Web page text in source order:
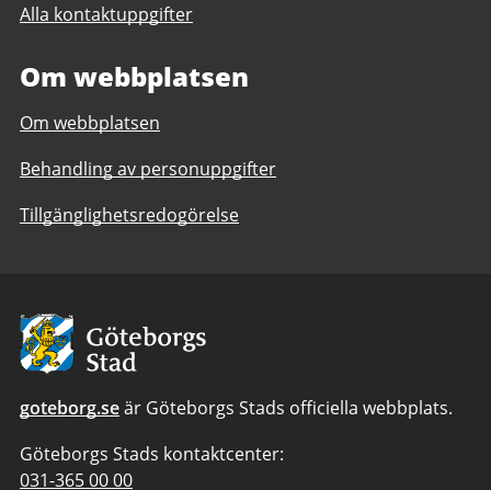
Alla kontaktuppgifter
Om webbplatsen
Om webbplatsen
Behandling av personuppgifter
Tillgänglighetsredogörelse
Avsändare
goteborg.seär Göteborgs Stads officiella webbplats.
Göteborgs Stads kontaktcenter:
Telefonnummer
031-365 00 00